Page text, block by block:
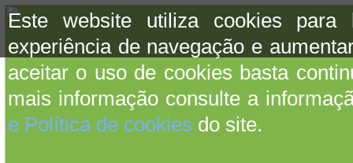
Este website utiliza cookies para
experiência de navegação e
aceitar o uso de cookies basta
mais informação consulte a
e Política de cookies do site.